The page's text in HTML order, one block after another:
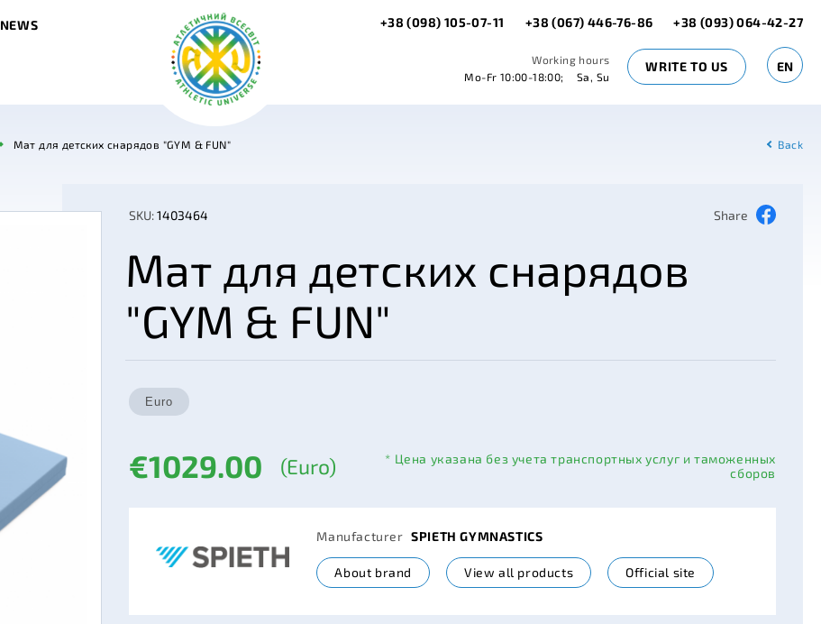
NEWS +38 (098) 105-07-11 +38 (067) 446-76-86 +38 (093) 064-42-27
Working hours
Mo-Fr 10:00-18:00;
Sa, Su
WRITE TO US EN
Мат для детских снарядов "GYM & FUN" Back
SKU:1403464 Share
Мат для детских снарядов
"GYM & FUN"
€1029.00 (Euro)
* Цена указана без учета транспортных услуг и таможенных
сборов
Manufacturer SPIETH GYMNASTICS
About brand View all products Official site